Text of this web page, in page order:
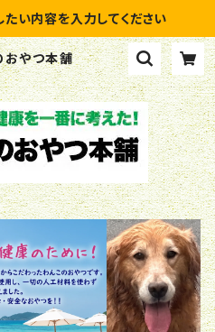
い内容を入力してください
おやつ本舗